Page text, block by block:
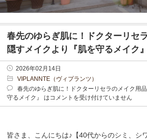
春先のゆらぎ肌に！ドクターリセ
隠すメイクより『肌を守るメイク』
2026年02月14日
VIPLANNTE（ヴィプランツ）
春先のゆらぎ肌に！ドクターリセラのメイク用
守るメイク』 はコメントを受け付けていません
皆さま、こんにちは♪【40代からのシミ、シ